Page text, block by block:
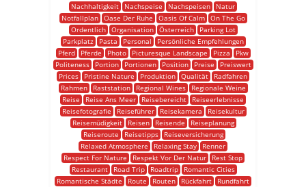
Nachhaltigkeit
Nachspeise Nachspeisen
Natur
Notfallplan
Oase Der Ruhe Oasis Of Calm
On The Go
Ordentlich
Organisation Österreich
Parking Lot
Parkplatz
Pasta Personal
Persönliche Empfehlungen
Pferd
Pferde Photo Picturesque Landscape Pizza
Pkw
Politeness
Portion Portionen Position Preise
Preiswert
Prices
Pristine Nature Produktion Qualität
Radfahren
Rahmen
Raststation Regional Wines
Regionale Weine
Reise
Reise Ans Meer Reisebereicht
Reiseerlebnisse
Reisefotografie
Reiseführer Reisekamera
Reisekultur
Reisemüdigkeit
Reisen Reisende
Reiseplanung
Reiseroute
Reisetipps
Reiseversicherung
Relaxed Atmosphere
Relaxing Stay
Renner
Respect For Nature
Respekt Vor Der Natur
Rest Stop
Restaurant
Road Trip Roadtrip
Romantic Cities
Romantische Städte
Route Routen Rückfahrt
Rundfahrt